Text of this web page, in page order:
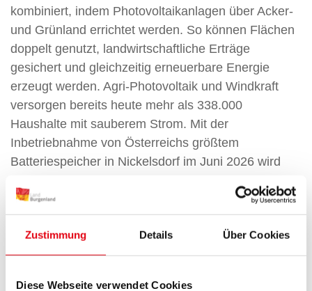
Zustimmung Details Über Cookies
Diese Webseite verwendet Cookies
kombiniert, indem Photovoltaikanlagen über Acker-
und Grünland errichtet werden. So können Flächen
doppelt genutzt, landwirtschaftliche Erträge
gesichert und gleichzeitig erneuerbare Energie
erzeugt werden. Agri-Photovoltaik und Windkraft
versorgen bereits heute mehr als 338.000
Haushalte mit sauberem Strom. Mit der
Inbetriebnahme von Österreichs größtem
Batteriespeicher in Nickelsdorf im Juni 2026 wird
Flexibilitätskapazitäten erweitert. Mit 336,4
Megawatt-Peak (MWp) Agri-Photovoltaik und 246
Megawattstunden (MWh) Speicherkapazität über
alle Projekte hinweg entsteht so eine stabile